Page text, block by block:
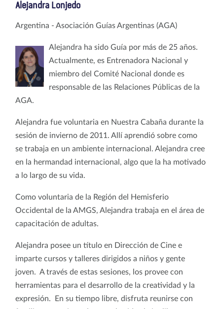
Alejandra Lonjedo
Argentina - Asociación Guías Argentinas (AGA)
Alejandra ha sido Guía por más de 25 años.
Actualmente, es Entrenadora Nacional y
miembro del Comité Nacional donde es
responsable de las Relaciones Públicas de la
AGA.
Alejandra fue voluntaria en Nuestra Cabaña durante la
sesión de invierno de 2011. Allí aprendió sobre como
se trabaja en un ambiente internacional. Alejandra cree
en la hermandad internacional, algo que la ha motivado
a lo largo de su vida.
Como voluntaria de la Región del Hemisferio
Occidental de la AMGS, Alejandra trabaja en el área de
capacitación de adultas.
Alejandra posee un título en Dirección de Cine e
imparte cursos y talleres dirigidos a niños y gente
joven. A través de estas sesiones, los provee con
herramientas para el desarrollo de la creatividad y la
expresión. En su tiempo libre, disfruta reunirse con